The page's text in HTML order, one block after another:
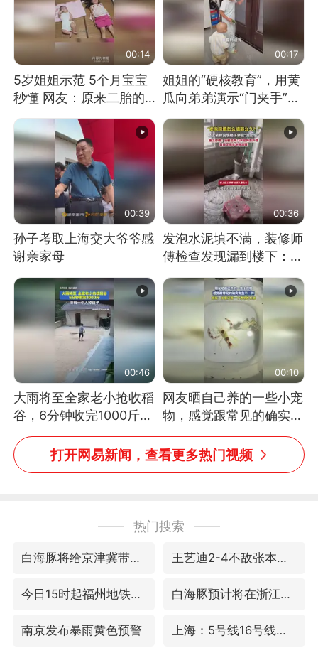
00:14
5岁姐姐示范 5个月宝宝
秒懂 网友：原来二胎的
快乐长这样
00:17
姐姐的“硬核教育”，用黄
瓜向弟弟演示“门夹手”，
网友：果然言传不如身
教！
00:39
孙子考取上海交大爷爷感
谢亲家母
00:36
发泡水泥填不满，装修师
傅检查发现漏到楼下：出
风口未延伸到外墙
00:46
大雨将至全家老小抢收稻
谷，6分钟收完1000斤，
没有一个人掉链子
00:10
网友晒自己养的一些小宠
物，感觉跟常见的确实有
些不一样
打开网易新闻，查看更多热门视频
热门搜索
白海豚将给京津冀带来大暴雨 王艺迪2-4不敌张本美和止步4强
今日15时起福州地铁高架区段停运 白海豚预计将在浙江苍南到三门一带登陆
南京发布暴雨黄色预警 上海：5号线16号线浦江线全线停运